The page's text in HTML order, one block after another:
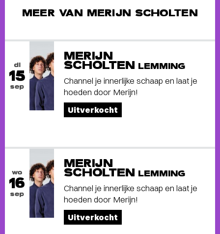
MEER VAN MERIJN SCHOLTEN
di
15
sep
MERIJN
SCHOLTEN LEMMING
Channel je innerlijke schaap en laat je
hoeden door Merijn!
Uitverkocht
wo
16
sep
MERIJN
SCHOLTEN LEMMING
Channel je innerlijke schaap en laat je
hoeden door Merijn!
Uitverkocht